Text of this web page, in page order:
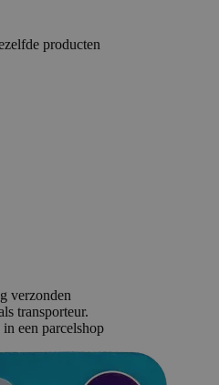
producten
verzonden
transporteur.
een parcelshop